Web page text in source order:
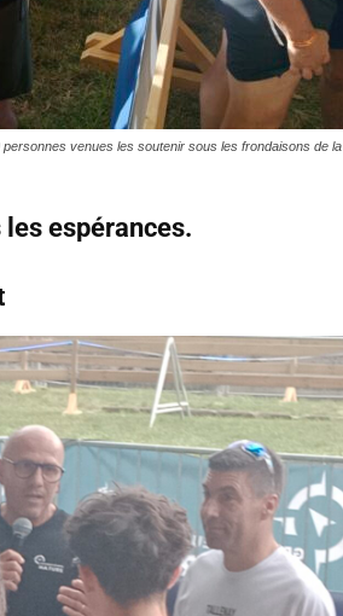
venues les soutenir sous les frondaisons de la
espérances.